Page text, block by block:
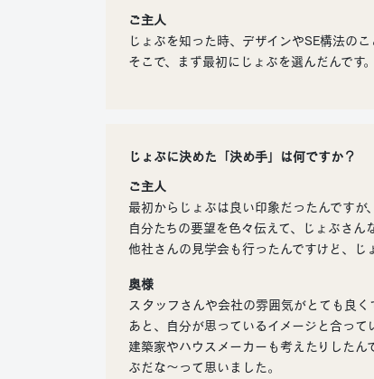
ご主人
じょぶを知った時、デザインやSE構法の
そこで、まず最初にじょぶを選んだんです。
じょぶに決めた「決め手」は何ですか？
ご主人
最初からじょぶは良い印象だったんですが
自分たちの要望を色々伝えて、じょぶさん
他社さんの見学会も行ったんですけど、じ
奥様
スタッフさんや会社の雰囲気がとても良く
あと、自分が思っているイメージと合って
建築家やハウスメーカーも考えたりした
ぶだな～って思いました。